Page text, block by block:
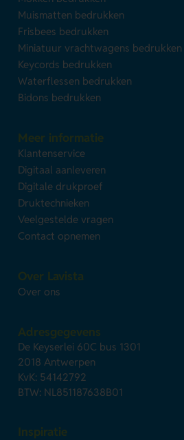
Muismatten bedrukken
Frisbees bedrukken
Miniatuur vrachtwagens bedrukken
Keycords bedrukken
Waterflessen bedrukken
Bidons bedrukken
Meer informatie
Klantenservice
Digitaal aanleveren
Digitale drukproef
Druktechnieken
Veelgestelde vragen
Contact opnemen
Over Lavista
Over ons
Adresgegevens
De Keyserlei 60C bus 1301
2018 Antwerpen
KvK: 54142792
BTW: NL851187638B01
Inspiratie